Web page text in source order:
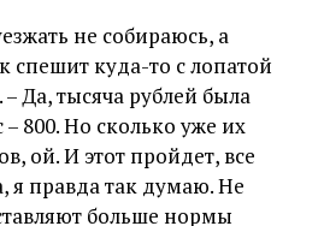
не собираюсь, а
спешит куда-то с лопатой
Да, тысяча рублей была
– 800. Но сколько уже их
ой. И этот пройдет, все
я правда так думаю. Не
больше нормы